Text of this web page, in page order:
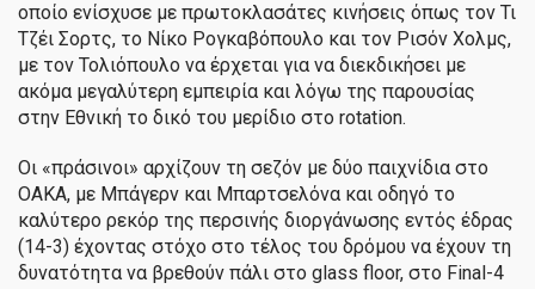
οποίο ενίσχυσε με πρωτοκλασάτες κινήσεις όπως τον Τι
Τζέι Σορτς, το Νίκο Ρογκαβόπουλο και τον Ρισόν Χολμς,
με τον Τολιόπουλο να έρχεται για να διεκδικήσει με
ακόμα μεγαλύτερη εμπειρία και λόγω της παρουσίας
στην Εθνική το δικό του μερίδιο στο rotation.
Οι «πράσινοι» αρχίζουν τη σεζόν με δύο παιχνίδια στο
ΟΑΚΑ, με Μπάγερν και Μπαρτσελόνα και οδηγό το
καλύτερο ρεκόρ της περσινής διοργάνωσης εντός έδρας
(14-3) έχοντας στόχο στο τέλος του δρόμου να έχουν τη
δυνατότητα να βρεθούν πάλι στο glass floor, στο Final-4